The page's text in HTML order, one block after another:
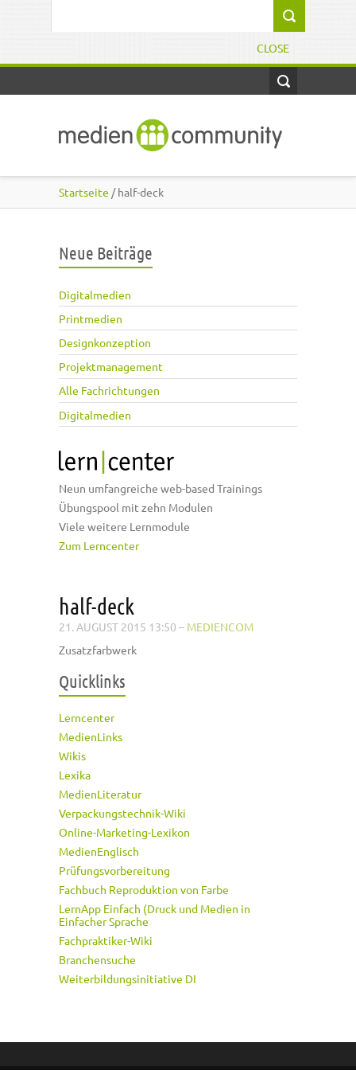
CLOSE
Startseite / half-deck
Neue Beiträge
Digitalmedien
Printmedien
Designkonzeption
Projektmanagement
Alle Fachrichtungen
Digitalmedien
Neun umfangreiche web-based Trainings
Übungspool mit zehn Modulen
Viele weitere Lernmodule
Zum Lerncenter
half-deck
21. AUGUST 2015 13:50 – MEDIENCOM
Zusatzfarbwerk
Quicklinks
Lerncenter
MedienLinks
Wikis
Lexika
MedienLiteratur
Verpackungstechnik-Wiki
Online-Marketing-Lexikon
MedienEnglisch
Prüfungsvorbereitung
Fachbuch Reproduktion von Farbe
LernApp Einfach (Druck und Medien in
Einfacher Sprache
Fachpraktiker-Wiki
Branchensuche
Weiterbildungsinitiative DI